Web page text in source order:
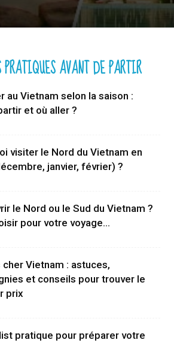
AVANT DE PARTIR
au Vietnam selon la saison :
et où aller ?
visiter le Nord du Vietnam en
janvier, février) ?
le Nord ou le Sud du Vietnam ?
pour votre voyage...
cher Vietnam : astuces,
et conseils pour trouver le
prix
pratique pour préparer votre